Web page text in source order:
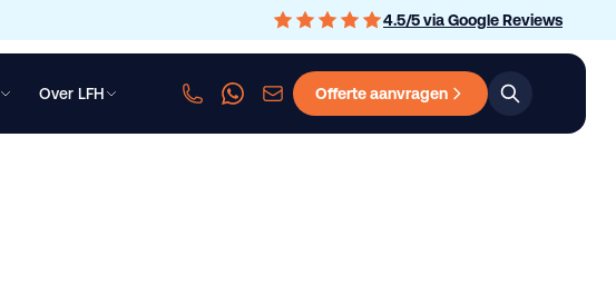
4.5/5via Google Reviews
Over LFH Offerte aanvragen